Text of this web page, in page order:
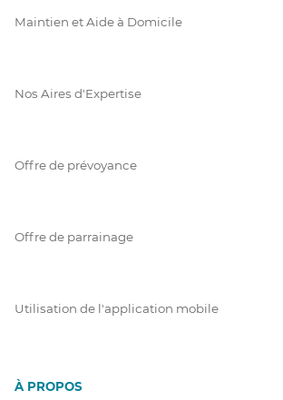
Maintien et Aide à Domicile
Nos Aires d'Expertise
Offre de prévoyance
Offre de parrainage
Utilisation de l'application mobile
À PROPOS